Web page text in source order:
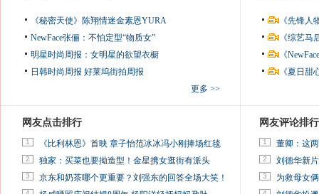
《秘密天使》陈翔情迷金素恩YURA
NewFace张俪：不怕定型“物质女”
明星时尚周报：女明星的欲望衣橱
日韩时尚周报 好莱坞街拍周报
更多 >>
《先锋
《综艺
《
《夏日
网友点击排行
1 《比利林恩》首映 章子怡范冰冰冯小刚捧场红毯
2 独家：买菜也要拗造型！金星携女逛街有派头
3 京东和奶茶哪个更重要？刘强东的回答全场大笑！
网友评论排行
1 董卿：这
2 刘德华新
3 为救母女